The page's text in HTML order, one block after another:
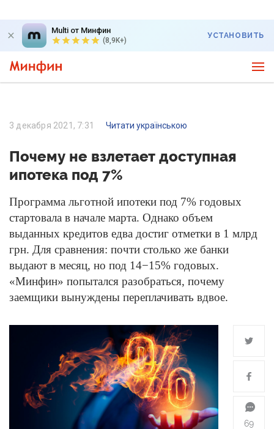
Multi от Минфин
(8,9K+)
УСТАНОВИТЬ
3 декабря 2021, 7:31 Читати українською
Почему не взлетает доступная
ипотека под 7%
Программа льготной ипотеки под 7% годовых
стартовала в начале марта. Однако объем
выданных кредитов едва достиг отметки в 1 млрд
грн. Для сравнения: почти столько же банки
выдают в месяц, но под 14−15% годовых.
«Минфин» попытался разобраться, почему
заемщики вынуждены переплачивать вдвое.
69